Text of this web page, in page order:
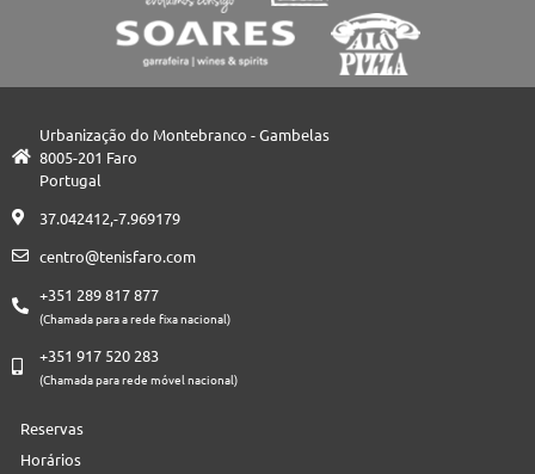
Urbanização do Montebranco - Gambelas
8005-201 Faro
Portugal
37.042412,-7.969179
centro@tenisfaro.com
+351 289 817 877
(Chamada para a rede fixa nacional)
+351 917 520 283
(Chamada para rede móvel nacional)
Reservas
Horários